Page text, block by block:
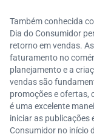
Também conhecida
Dia do Consumidor
retorno em vendas.
faturamento no
planejamento e a
vendas são
promoções e ofertas,
é uma excelente
iniciar as publicações
Consumidor no início